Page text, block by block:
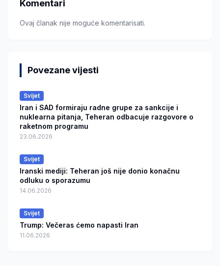
Komentari
Ovaj članak nije moguće komentarisati.
Povezane vijesti
Svijet
Iran i SAD formiraju radne grupe za sankcije i
nuklearna pitanja, Teheran odbacuje razgovore o
raketnom programu
23.06.2026
Svijet
Iranski mediji: Teheran još nije donio konačnu
odluku o sporazumu
14.06.2026
Svijet
Trump: Večeras ćemo napasti Iran
11.06.2026